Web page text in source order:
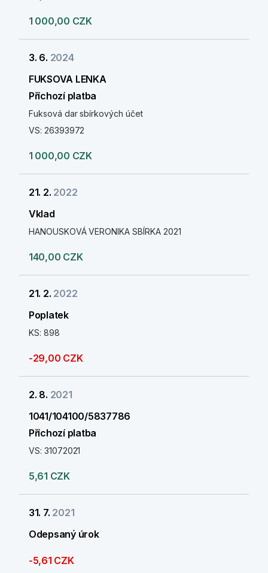
1 000,00 CZK
3. 6. 2024
FUKSOVA LENKA
Příchozí platba
Fuksová dar sbírkových účet
VS: 26393972
1 000,00 CZK
21. 2. 2022
Vklad
HANOUSKOVÁ VERONIKA SBÍRKA 2021
140,00 CZK
21. 2. 2022
Poplatek
KS: 898
-29,00 CZK
2. 8. 2021
1041/104100/5837786
Příchozí platba
VS: 31072021
5,61 CZK
31. 7. 2021
Odepsaný úrok
-5,61 CZK